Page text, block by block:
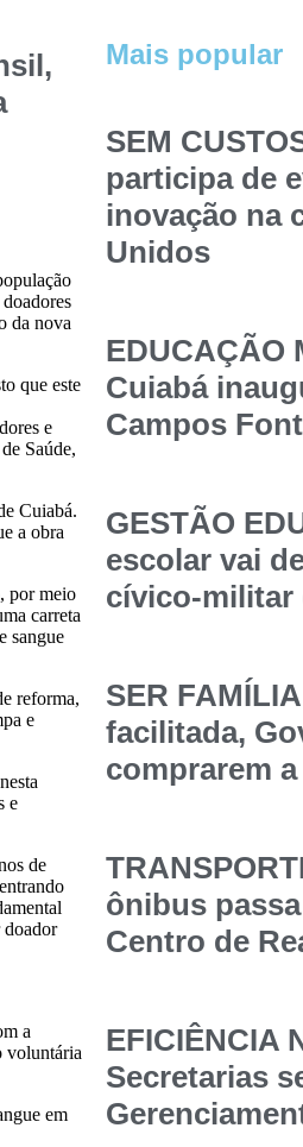
da nova
que este
e
Saúde,
Cuiabá.
a obra
por meio
carreta
sangue
reforma,
e
e
de
doador
a
voluntária
em
Mais popular
SEM
participa de
inovação na
Unidos
EDUCAÇÃO
Cuiabá
Campos
GESTÃO
escolar vai
cívico-militar
SER
facilitada,
comprarem
ônibus
Centro de
EFICIÊNCIA
Secretarias